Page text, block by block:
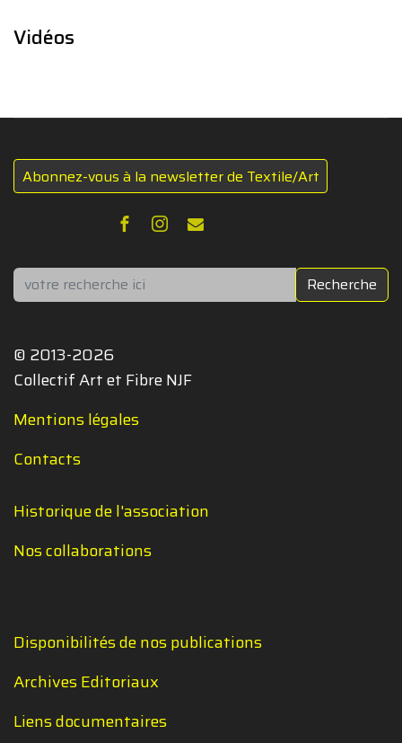
Vidéos
Abonnez-vous à la newsletter de Textile/Art
Rechercher Recherche
© 2013-2026
Collectif Art et Fibre NJF
Mentions légales
Contacts
Historique de l'association
Nos collaborations
Disponibilités de nos publications
Archives Editoriaux
Liens documentaires